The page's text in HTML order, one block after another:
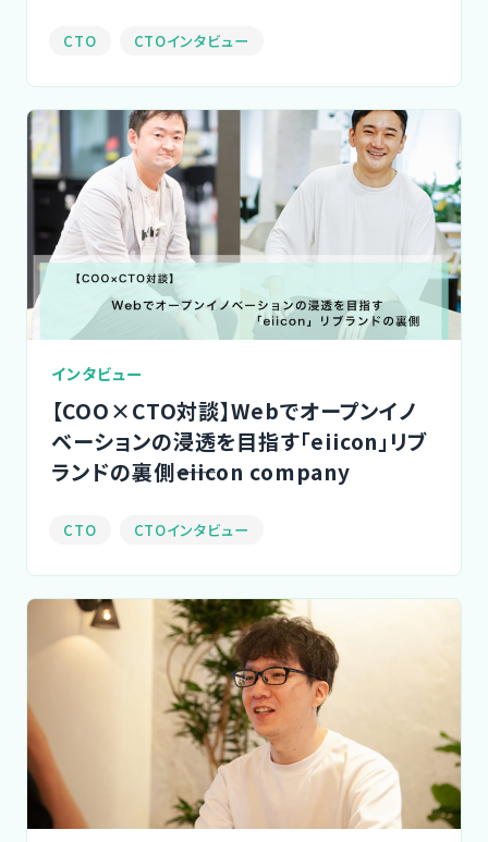
CTO CTOインタビュー
インタビュー
【COO×CTO対談】Webでオープンイノ
ベーションの浸透を目指す「eiicon」リブ
ランドの裏側――eiicon company
CTO CTOインタビュー